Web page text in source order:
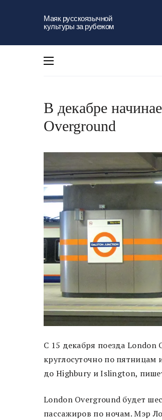
Маяк русскоязычной
культуры за рубежом
В декабре
Overground
С 15 декабря поезда London
круглосуточно по
до Highbury и Islington,
London Overground будет
пассажиров по ночам. Мэр